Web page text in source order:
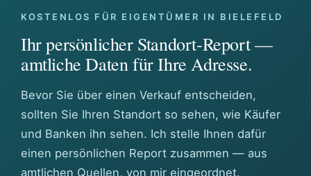
KOSTENLOS FÜR EIGENTÜMER IN BIELEFELD
Ihr persönlicher Standort-Report —
amtliche Daten für Ihre Adresse.
Bevor Sie über einen Verkauf entscheiden,
sollten Sie Ihren Standort so sehen, wie Käufer
und Banken ihn sehen. Ich stelle Ihnen dafür
einen persönlichen Report zusammen — aus
amtlichen Quellen, von mir eingeordnet.